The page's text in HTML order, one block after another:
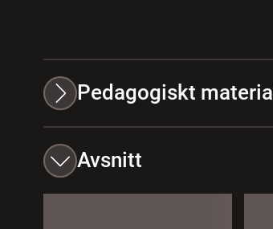
Pedagogiskt material
Avsnitt